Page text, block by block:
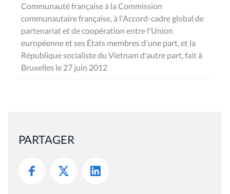
Communauté française à la Commission
communautaire française, à l'Accord-cadre global de
partenariat et de coopération entre l'Union
européenne et ses États membres d'une part, et la
République socialiste du Vietnam d'autre part, fait à
Bruxelles le 27 juin 2012
PARTAGER